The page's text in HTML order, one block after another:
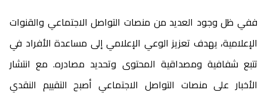
ففي ظل وجود العديد من منصات التواصل الاجتماعي والقنوات
الإعلامية، يهدف تعزيز الوعي الإعلامي إلى مساعدة الأفراد في
تتبع شفافية ومصداقية المحتوى وتحديد مصادره. مع انتشار
الأخبار على منصات التواصل الاجتماعي أصبح التقييم النقدي